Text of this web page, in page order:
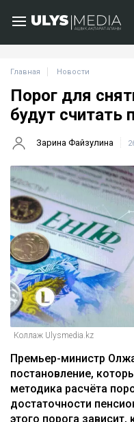
Главная Новости
Порог для
будут считать
Зарина Файзулина
Коллаж Ulysmedia.kz
Премьер-министр
постановление,
методика расчёта
достаточности
этого порога